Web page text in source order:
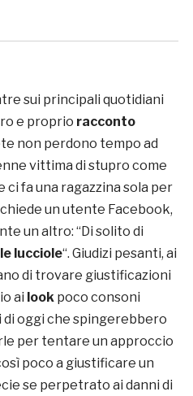
sui principali quotidiani
e proprio racconto
non perdono tempo ad
vittima di stupro come
ci fa una ragazzina sola per
un utente Facebook,
un altro: “Di solito di
le lucciole“. Giudizi pesanti, ai
di trovare giustificazioni
ai look poco consoni
oggi che spingerebbero
per tentare un approccio
poco a giustificare un
se perpetrato ai danni di